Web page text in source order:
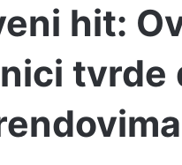
hit:
tvrde